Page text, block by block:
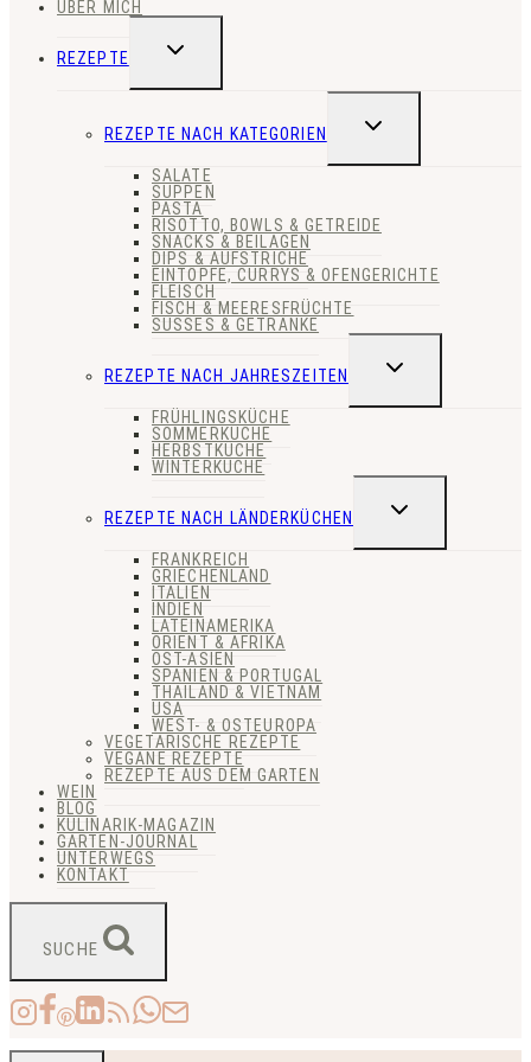
ÜBER MICH
REZEPTE
UNTERMENÜ
REZEPTE NACH KATEGORIEN
UNTERMENÜ
SALATE
SUPPEN
PASTA
RISOTTO, BOWLS & GETREIDE
SNACKS & BEILAGEN
DIPS & AUFSTRICHE
EINTÖPFE, CURRYS & OFENGERICHTE
FLEISCH
FISCH & MEERESFRÜCHTE
SÜSSES & GETRÄNKE
REZEPTE NACH JAHRESZEITEN
UNTERMENÜ
FRÜHLINGSKÜCHE
SOMMERKÜCHE
HERBSTKÜCHE
WINTERKÜCHE
REZEPTE NACH LÄNDERKÜCHEN
UNTERMENÜ
FRANKREICH
GRIECHENLAND
ITALIEN
INDIEN
LATEINAMERIKA
ORIENT & AFRIKA
OST-ASIEN
SPANIEN & PORTUGAL
THAILAND & VIETNAM
USA
WEST- & OSTEUROPA
VEGETARISCHE REZEPTE
VEGANE REZEPTE
REZEPTE AUS DEM GARTEN
WEIN
BLOG
KULINARIK-MAGAZIN
GARTEN-JOURNAL
UNTERWEGS
KONTAKT
SUCHE